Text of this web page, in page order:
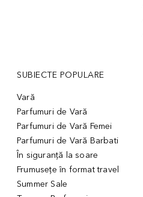
SUBIECTE POPULARE
Vară
Parfumuri de Vară
Parfumuri de Vară Femei
Parfumuri de Vară Barbati
În siguranță la soare
Frumusețe în format travel
Summer Sale